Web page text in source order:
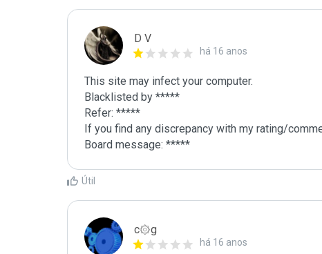
D V
há 16 anos
This site may infect your computer.
Blacklisted by *****
Refer: *****
If you find any discrepancy with my rating/
Board message: *****
Útil
c۞g
há 16 anos